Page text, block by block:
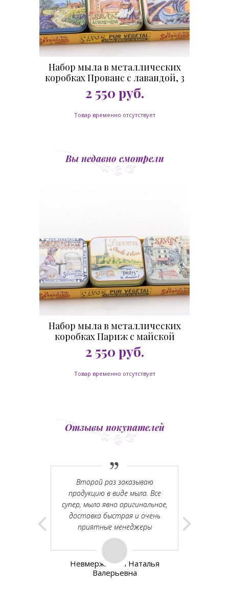
Набор мыла в металлических
коробках Прованс с лавандой, 3
штуки
2 550 руб.
Товар временно отсутствует
Вы недавно смотрели
Набор мыла в металлических
коробках Париж с майской
розой, 3 штуки
2 550 руб.
Товар временно отсутствует
Отзывы покупателей
Второй раз заказываю
продукцию в виде мыла. Все
супер, мыло явно оригинальное,
доставка быстрая и очень
приятные менеджеры
Невмержицкая Наталья
Валерьевна